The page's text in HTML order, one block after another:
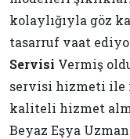
kolaylığıyla göz
tasarruf vaat
Servisi Vermiş
servisi hizmeti ile
kaliteli hizmet
Beyaz Eşya